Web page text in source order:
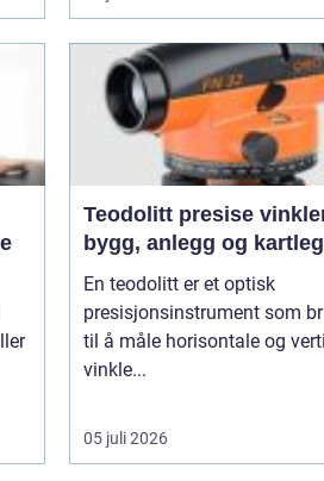
Teodolitt presise vinkler for
bygg, anlegg og
En teodolitt er et optisk
presisjonsinstrument som
til å måle horisontale og
vinkle...
05 juli 2026